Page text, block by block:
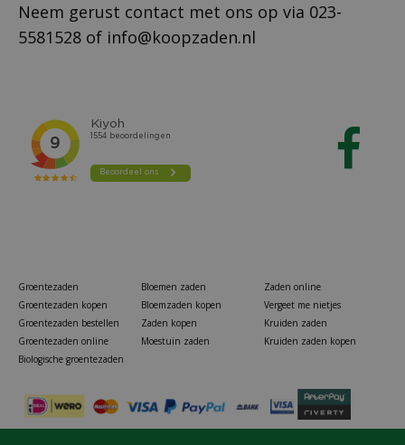
Neem gerust contact met ons op via 023-
5581528 of info@koopzaden.nl
Groentezaden
Groentezaden kopen
Groentezaden bestellen
Groentezaden online
Biologische groentezaden
Bloemen zaden
Bloemzaden kopen
Zaden kopen
Moestuin zaden
Zaden online
Vergeet me nietjes
Kruiden zaden
Kruiden zaden kopen